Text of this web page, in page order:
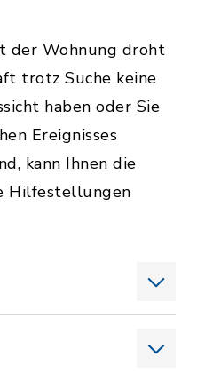
der Wohnung droht
trotz Suche keine
haben oder Sie
Ereignisses
kann Ihnen die
Hilfestellungen